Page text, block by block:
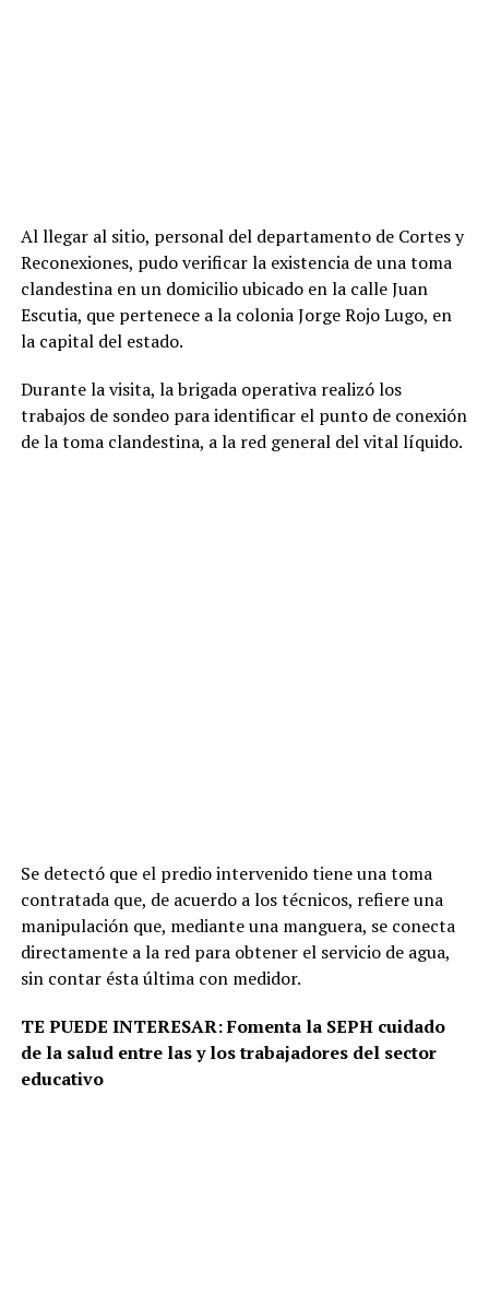
Al llegar al sitio, personal del departamento de Cortes y
Reconexiones, pudo verificar la existencia de una toma
clandestina en un domicilio ubicado en la calle Juan
Escutia, que pertenece a la colonia Jorge Rojo Lugo, en
la capital del estado.
Durante la visita, la brigada operativa realizó los
trabajos de sondeo para identificar el punto de conexión
de la toma clandestina, a la red general del vital líquido.
Se detectó que el predio intervenido tiene una toma
contratada que, de acuerdo a los técnicos, refiere una
manipulación que, mediante una manguera, se conecta
directamente a la red para obtener el servicio de agua,
sin contar ésta última con medidor.
TE PUEDE INTERESAR: Fomenta la SEPH cuidado
de la salud entre las y los trabajadores del sector
educativo